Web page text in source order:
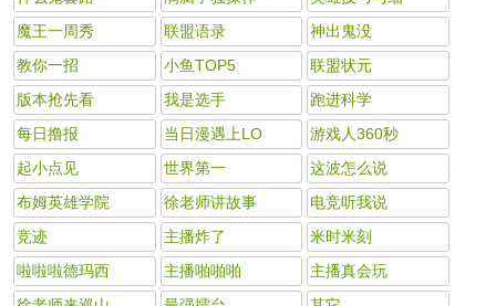
魔王一周秀
联盟语录
神出鬼没
教你一招
小鱼TOP5
联盟状元
版本抢先看
我是选手
跑进科学
每日撸报
当日漫遇上LO
游戏人360秒
起小点见
世界第一
这波怎么说
布姆英雄学院
徐老师讲故事
电竞听我说
竞迹
主播炸了
米时米刻
啦啦啦德玛西
主播啪啪啪
主播真会玩